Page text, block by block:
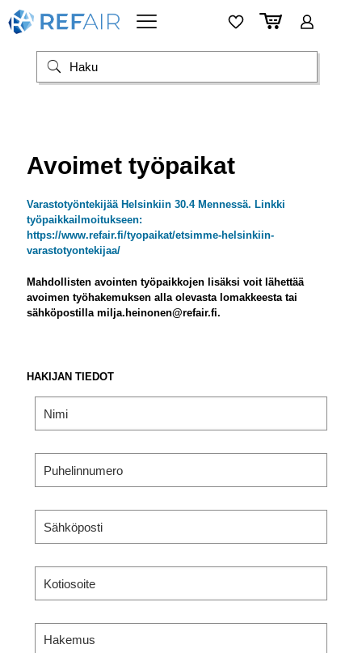
Avoimet työpaikat
Varastotyöntekijää Helsinkiin 30.4 Mennessä. Linkki
työpaikkailmoitukseen:
https://www.refair.fi/tyopaikat/etsimme-helsinkiin-
varastotyontekijaa/
Mahdollisten avointen työpaikkojen lisäksi voit lähettää
avoimen työhakemuksen alla olevasta lomakkeesta tai
sähköpostilla milja.heinonen@refair.fi.
HAKIJAN TIEDOT